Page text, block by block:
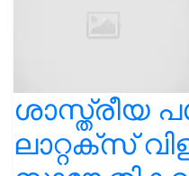
ശാസ്ത്രീയ
ലാറ്റക്സ്